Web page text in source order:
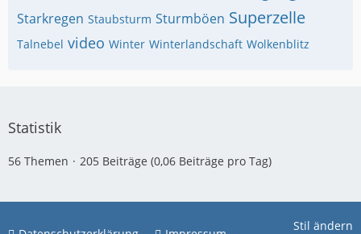
Starkregen Staubsturm Sturmböen Superzelle
Talnebel video Winter Winterlandschaft Wolkenblitz
Statistik
56 Themen 205 Beiträge (0,06 Beiträge pro Tag)
Stil ändern